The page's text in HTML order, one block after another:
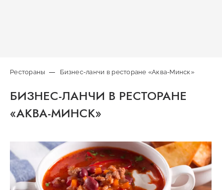
Версия для слабовидящих
Рестораны Бизнес-ланчи в ресторане «Аква-Минск»
БИЗНЕС-ЛАНЧИ В РЕСТОРАНЕ
«АКВА-МИНСК»